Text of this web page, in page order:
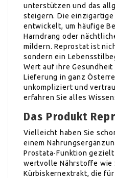
unterstützen und das
steigern. Die einzigartige
entwickelt, um häufige
Harndrang oder
mildern. Reprostat ist
sondern ein
Wert auf ihre
Lieferung in ganz
unkompliziert und
erfahren Sie alles
Das Produkt
Vielleicht haben Sie
einem
Prostata-Funktion
wertvolle Nährstoffe wie
Kürbiskernextrakt, die